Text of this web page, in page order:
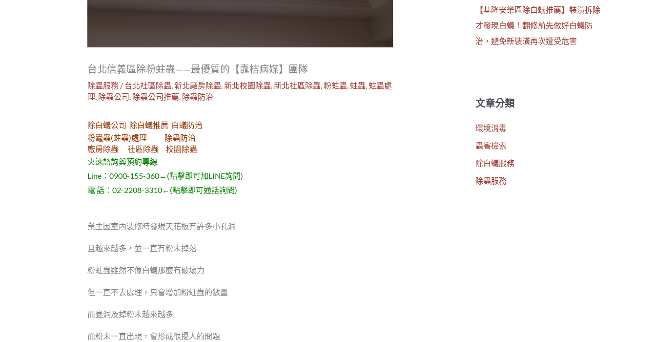
台北信義區除粉蛀蟲——最優質的【纛桔病媒】團隊
除蟲服務/ 台北社區除蟲 新北廠房除蟲 新北校園除蟲 新北社區除蟲 粉蛀蟲 蛀蟲 蛀蟲處
理 除蟲公司 除蟲公司推薦 除蟲防治
除白蟻公司 除白蟻推薦 白蟻防治
粉蠹蟲(蛀蟲)處理 除蟲防治
廠房除蟲 社區除蟲 校園除蟲
火速諮詢與預約專線
Line： 0900-155-360←(點擊即可加LINE詢問)
電 話： 02-2208-3310←(點擊即可通話詢問)
業主因室內裝修時發現天花板有許多小孔洞
且越來越多，並一直有粉末掉落
粉蛀蟲雖然不像白蟻那麼有破壞力
但一直不去處理，只會增加粉蛀蟲的數量
而蟲洞及掉粉末越來越多
而粉末一直出現，會形成很擾人的問題
【基隆安樂區除白蟻推薦】裝潢拆除
才發現白蟻！翻修前先做好白蟻防
治，避免新裝潢再次遭受危害
文章分類
環境消毒
蟲害檢索
除白蟻服務
除蟲服務